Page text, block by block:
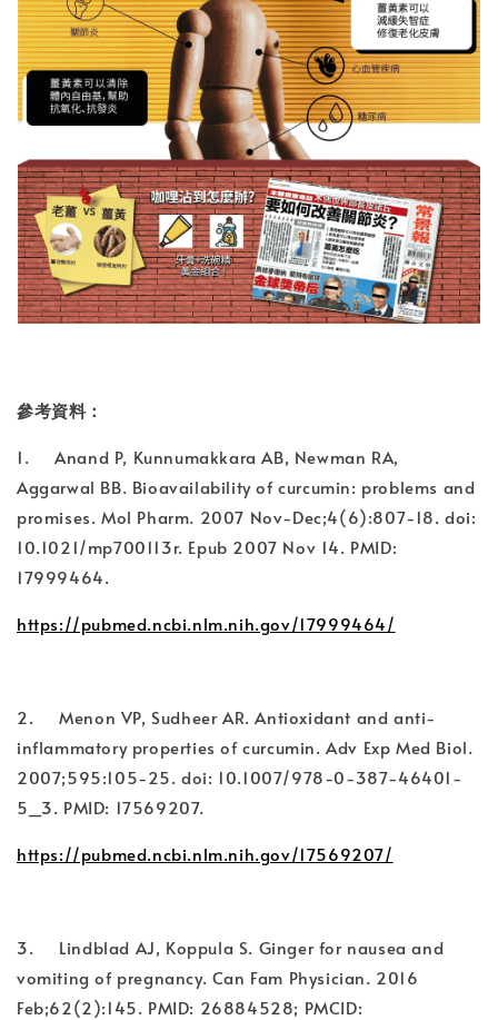
參考資料：
1. Anand P, Kunnumakkara AB, Newman RA,
Aggarwal BB. Bioavailability of curcumin: problems and
promises. Mol Pharm. 2007 Nov-Dec;4(6):807-18. doi:
10.1021/mp700113r. Epub 2007 Nov 14. PMID:
17999464.
https://pubmed.ncbi.nlm.nih.gov/17999464/
2. Menon VP, Sudheer AR. Antioxidant and anti-
inflammatory properties of curcumin. Adv Exp Med Biol.
2007;595:105-25. doi: 10.1007/978-0-387-46401-
5_3. PMID: 17569207.
https://pubmed.ncbi.nlm.nih.gov/17569207/
3. Lindblad AJ, Koppula S. Ginger for nausea and
vomiting of pregnancy. Can Fam Physician. 2016
Feb;62(2):145. PMID: 26884528; PMCID: